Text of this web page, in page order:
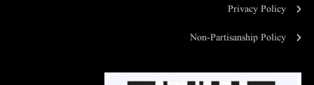
Privacy Policy
Non-Partisanship Policy